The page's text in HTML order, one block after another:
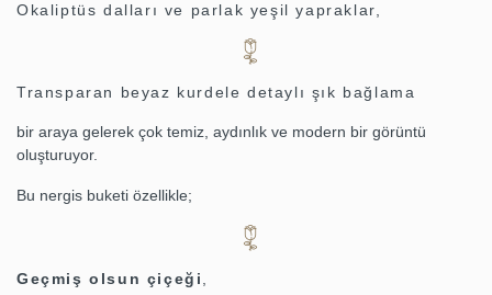
Okaliptüs dalları ve parlak yeşil yapraklar,
Transparan beyaz kurdele detaylı şık bağlama
bir araya gelerek çok temiz, aydınlık ve modern bir görüntü
oluşturuyor.
Bu nergis buketi özellikle;
Geçmiş olsun çiçeği